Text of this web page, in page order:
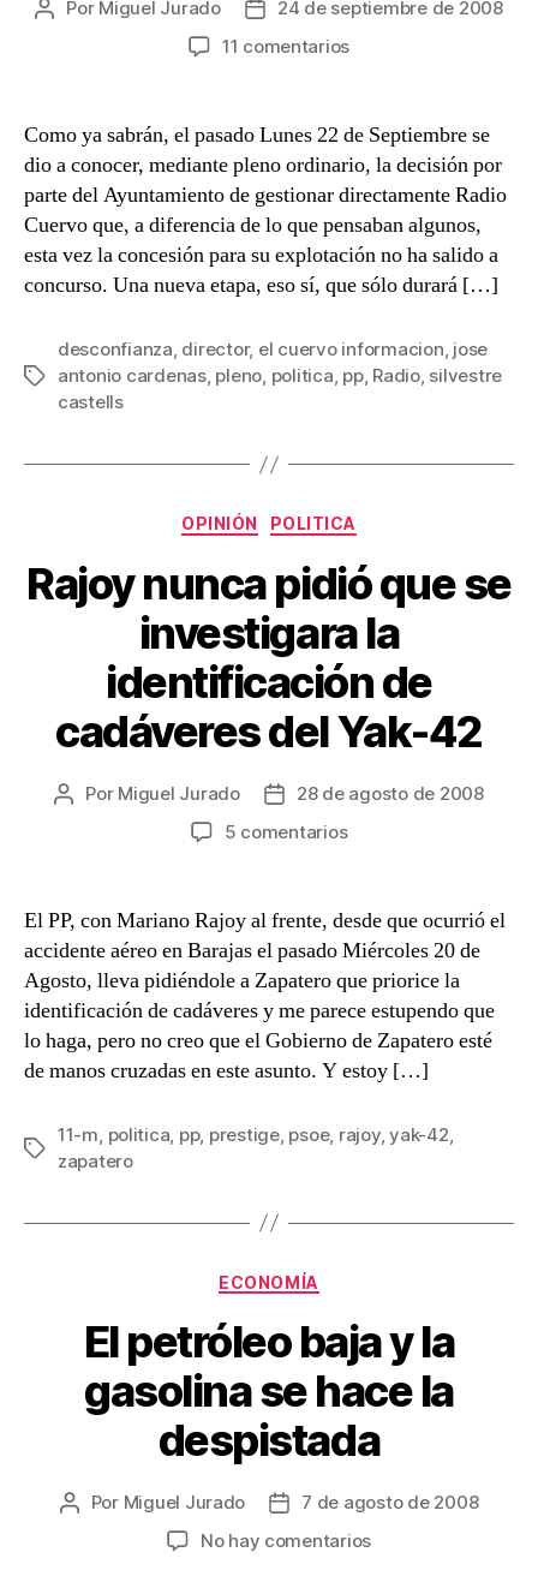
Autor
Por Miguel Jurado
Fecha24 de septiembre de 2008
11 comentariosen
hay
no
se
quieren
enterar
Como ya sabrán, el pasado Lunes 22 de Septiembre se
dio a conocer, mediante pleno ordinario, la decisión por
parte del Ayuntamiento de gestionar directamente Radio
Cuervo que, a diferencia de lo que pensaban algunos,
esta vez la concesión para su explotación no ha salido a
concurso. Una nueva etapa, eso sí, que sólo durará […]
Etiquetas
desconfianza, director, el cuervo informacion, jose
antonio cardenas, pleno, politica, pp, Radio, silvestre
castells
Categorías
OPINIÓN POLITICA
Rajoy nunca pidió que se
investigara la
identificación de
cadáveres del Yak-42
Autor
Por Miguel Jurado
Fecha28 de agosto de 2008
5 comentariosen
pidió
se
investigara
la
identificación
de
Yak-
El PP, con Mariano Rajoy al frente, desde que ocurrió el
accidente aéreo en Barajas el pasado Miércoles 20 de
Agosto, lleva pidiéndole a Zapatero que priorice la
identificación de cadáveres y me parece estupendo que
lo haga, pero no creo que el Gobierno de Zapatero esté
de manos cruzadas en este asunto. Y estoy […]
Etiquetas
11-m politica pp, prestige, psoe, rajoy,yak-42
zapatero
Categorías
ECONOMÍA
El petróleo baja y la
gasolina se hace la
despistada
Autor
Por Miguel Jurado
Fecha7 de agosto de 2008
No hay comentariosen